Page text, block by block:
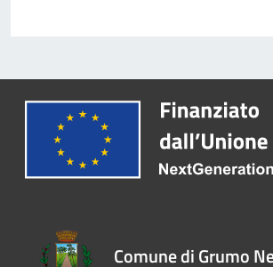
Comune di Grumo